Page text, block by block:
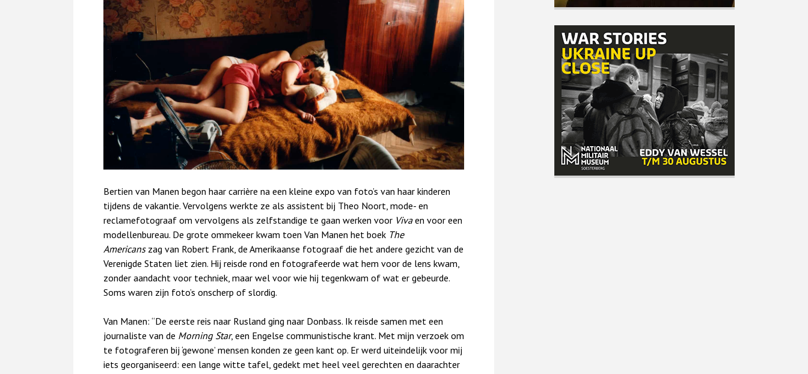
Bertien van Manen begon haar carrière na een kleine expo van foto’s van haar kinderen
tijdens de vakantie. Vervolgens werkte ze als assistent bij Theo Noort, mode- en
reclamefotograaf om vervolgens als zelfstandige te gaan werken voor Vivaen voor een
modellenbureau. De grote ommekeer kwam toen Van Manen het boek The
Americans zag van Robert Frank, de Amerikaanse fotograaf die het andere gezicht van de
Verenigde Staten liet zien. Hij reisde rond en fotografeerde wat hem voor de lens kwam,
zonder aandacht voor techniek, maar wel voor wie hij tegenkwam of wat er gebeurde.
Soms waren zijn foto’s onscherp of slordig.
Van Manen: “De eerste reis naar Rusland ging naar Donbass. Ik reisde samen met een
journaliste van de Morning Star, een Engelse communistische krant. Met mijn verzoek om
te fotograferen bij ‘gewone’ mensen konden ze geen kant op. Er werd uiteindelijk voor mij
iets georganiseerd: een lange witte tafel, gedekt met heel veel gerechten en daarachter